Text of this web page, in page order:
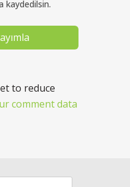
kaydedilsin.
to reduce
comment data